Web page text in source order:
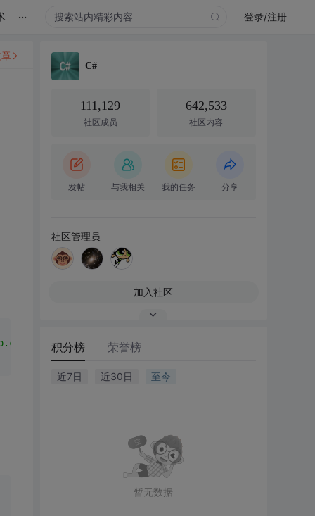
... 登录/注册
Security Info=True"
C#
111,129
社区成员
642,533
社区内容
发帖 与我相关 我的任务 分享
社区管理员
加入社区
积分榜 荣誉榜
近7日 近30日 至今
暂无数据